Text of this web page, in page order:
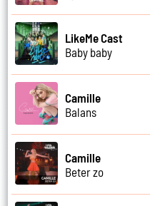
LikeMe Cast
Baby baby
Camille
Balans
Camille
Beter zo